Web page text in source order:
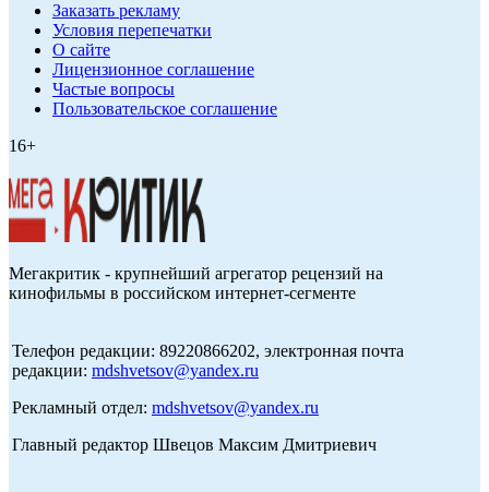
Заказать рекламу
Условия перепечатки
О сайте
Лицензионное соглашение
Частые вопросы
Пользовательское соглашение
16+
Мегакритик - крупнейший агрегатор рецензий на
кинофильмы в российском интернет-сегменте
Телефон редакции: 89220866202, электронная почта
редакции: mdshvetsov@yandex.ru
Рекламный отдел: mdshvetsov@yandex.ru
Главный редактор Швецов Максим Дмитриевич